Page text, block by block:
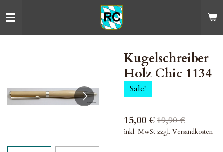
Hauptinhalt
springen
Kugelschreiber
Holz Chic 1134
Sale!
15,00 €19,90 €
inkl. MwSt zzgl. Versandkosten